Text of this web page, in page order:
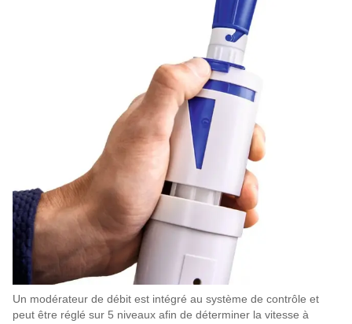
Un modérateur de débit est intégré au système de contrôle et
peut être réglé sur 5 niveaux afin de déterminer la vitesse à